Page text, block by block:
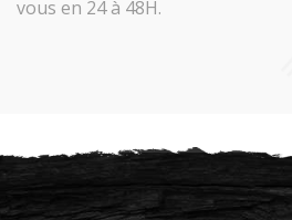
vous en 24 à 48H.